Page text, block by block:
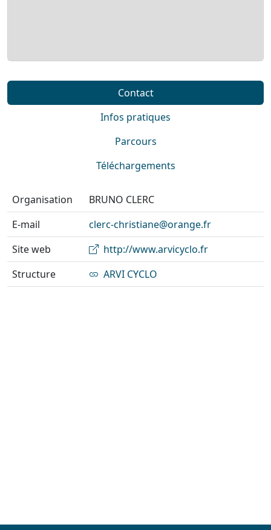
Contact
Infos pratiques
Parcours
Téléchargements
Organisation
BRUNO CLERC
E-mail
clerc-christiane@orange.fr
Site web
http://www.arvicyclo.fr
Structure
ARVI CYCLO